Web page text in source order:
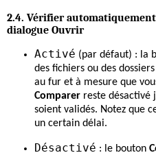
2.4. Vérifier
dialogue Ouvrir
Activé (par défaut) : la
des fichiers ou des
au fur et à mesure que
Comparer reste désactivé
soient validés. Notez que
un certain délai.
Désactivé : le bouton